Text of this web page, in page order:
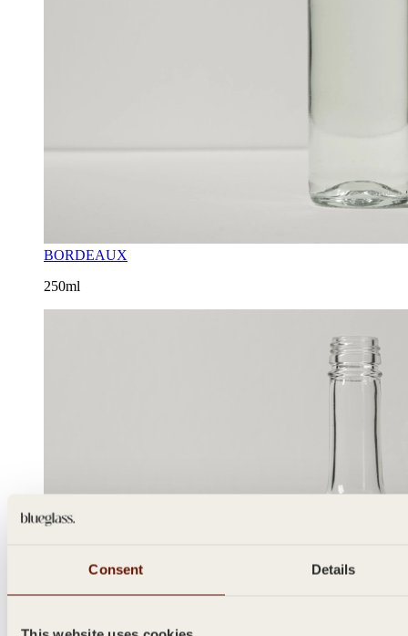
Consent Details
BORDEAUX
250ml